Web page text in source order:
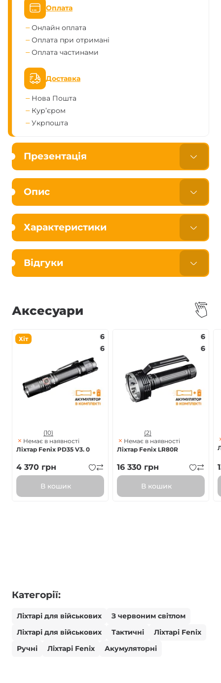
Оплата
Онлайн оплата
Оплата при отримані
Оплата частинами
Доставка
Нова Пошта
Кур’єром
Укрпошта
Презентація
Опис
Характеристики
Відгуки
Аксесуари
Хіт
6
6
(10)
Немає в наявності
Ліхтар Fenix PD35 V3. 0
4 370 грн
В кошик
6
6
(2)
Немає в наявності
Ліхтар Fenix LR80R
16 330 грн
В кошик
Категорії:
Ліхтарі для військових
З червоним світлом
Ліхтарі для військових
Тактичні
Ліхтарі Fenix
Ручні
Ліхтарі Fenix Акумуляторні